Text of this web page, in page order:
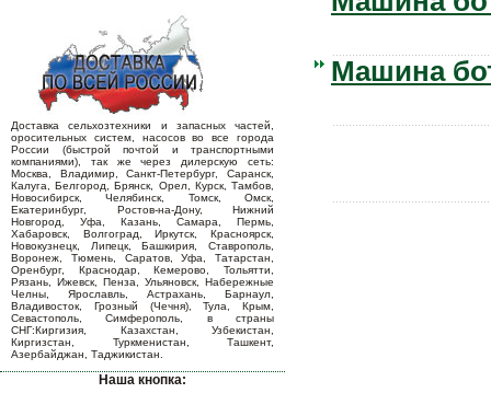
Доставка сельхозтехники и запасных частей,
оросительных систем, насосов во все города
России (быстрой почтой и транспортными
компаниями), так же через дилерскую сеть:
Москва, Владимир, Санкт-Петербург, Саранск,
Калуга, Белгород, Брянск, Орел, Курск, Тамбов,
Новосибирск, Челябинск, Томск, Омск,
Екатеринбург, Ростов-на-Дону, Нижний
Новгород, Уфа, Казань, Самара, Пермь,
Хабаровск, Волгоград, Иркутск, Красноярск,
Новокузнецк, Липецк, Башкирия, Ставрополь,
Воронеж, Тюмень, Саратов, Уфа, Татарстан,
Оренбург, Краснодар, Кемерово, Тольятти,
Рязань, Ижевск, Пенза, Ульяновск, Набережные
Челны, Ярославль, Астрахань, Барнаул,
Владивосток, Грозный (Чечня), Тула, Крым,
Севастополь, Симферополь, в страны
СНГ:Киргизия, Казахстан, Узбекистан,
Киргизстан, Туркменистан, Ташкент,
Азербайджан, Таджикистан.
Наша кнопка:
Машина